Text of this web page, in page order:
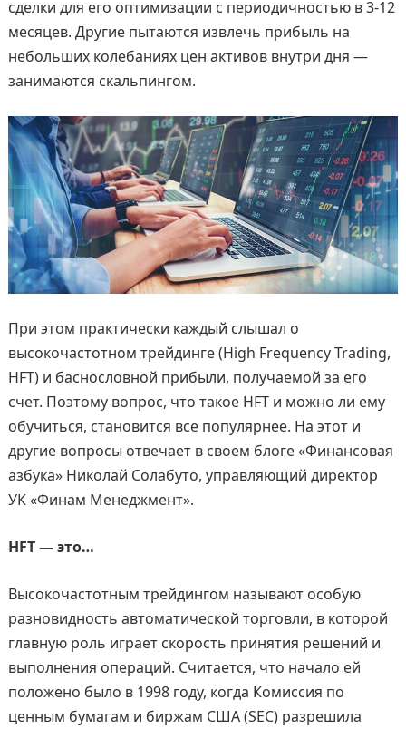
сделки для его оптимизации с периодичностью в 3-12
месяцев. Другие пытаются извлечь прибыль на
небольших колебаниях цен активов внутри дня —
занимаются скальпингом.
При этом практически каждый слышал о
высокочастотном трейдинге (High Frequency Trading,
HFT) и баснословной прибыли, получаемой за его
счет. Поэтому вопрос, что такое HFT и можно ли ему
обучиться, становится все популярнее. На этот и
другие вопросы отвечает в своем блоге «Финансовая
азбука» Николай Солабуто, управляющий директор
УК «Финам Менеджмент».
HFT — это…
Высокочастотным трейдингом называют особую
разновидность автоматической торговли, в которой
главную роль играет скорость принятия решений и
выполнения операций. Считается, что начало ей
положено было в 1998 году, когда Комиссия по
ценным бумагам и биржам США (SEC) разрешила